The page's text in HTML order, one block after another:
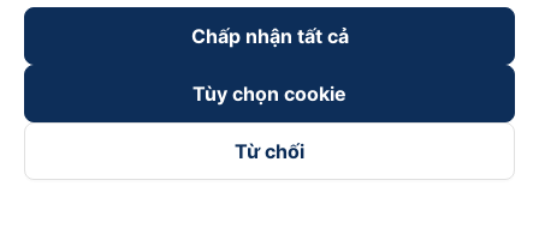
Chấp nhận tất cả
Tùy chọn cookie
Từ chối